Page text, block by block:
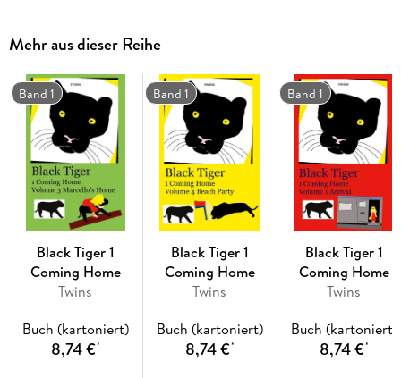
flares up between them. But is their love strong enough to
make up for the differences between them and can she
accept him for who he is?
Volume 2 Marcello: Both Marcello and Gregory try to win
Kathleen over, who will she choose? And can she accept
Marcello for who he is?
Mehr aus dieser Reihe
Band 1
Black Tiger 1
Coming Home
Twins
Buch (kartoniert)
8,74 €*
Band 1
Black Tiger 1
Coming Home
Twins
Buch (kartoniert)
8,74 €*
Band 1
Black Tiger 1
Coming Home
Twins
Buch (kartoniert)
8,74 €*